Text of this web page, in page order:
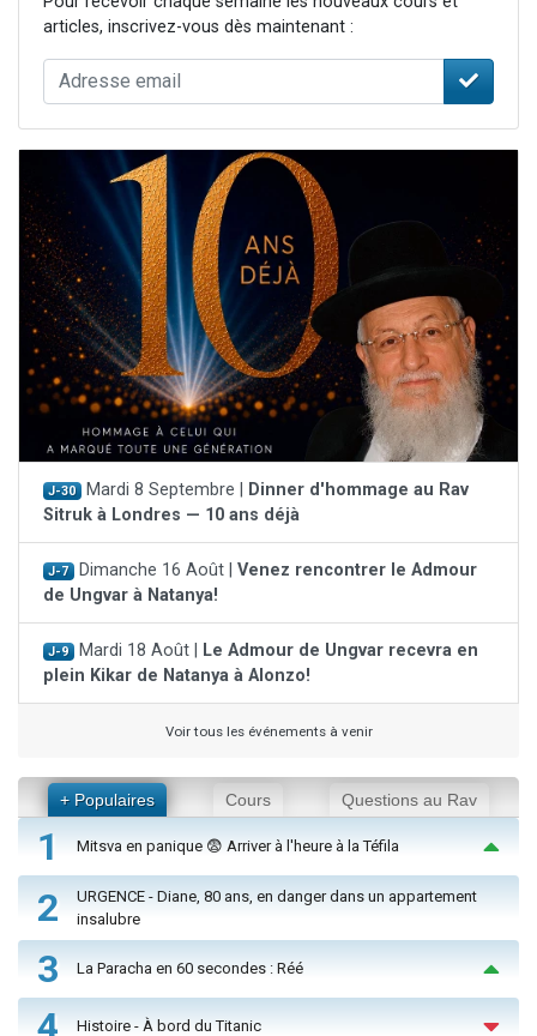
articles, inscrivez-vous dès maintenant :
J-30 Mardi 8 Septembre |
Dinner d'hommage au Rav
Sitruk à Londres — 10 ans déjà
J-7 Dimanche 16 Août | Venez rencontrer le Admour
de Ungvar à Natanya!
J-9 Mardi 18 Août |
Le Admour de Ungvar recevra en
plein Kikar de Natanya à Alonzo!
Voir tous les événements à venir
+ Populaires Cours Questions au Rav
1 Mitsva en panique 😨 Arriver à l'heure à la Téfila
2
URGENCE - Diane, 80 ans, en danger dans un appartement
insalubre
3 La Paracha en 60 secondes : Réé
4 Histoire - À bord du Titanic